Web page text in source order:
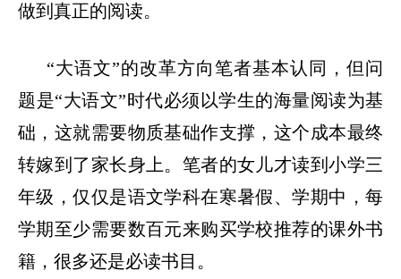
做到真正的阅读。
“大语文”的改革方向笔者基本认同，但问
题是“大语文”时代必须以学生的海量阅读为基
础，这就需要物质基础作支撑，这个成本最终
转嫁到了家长身上。笔者的女儿才读到小学三
年级，仅仅是语文学科在寒暑假、学期中，每
学期至少需要数百元来购买学校推荐的课外书
籍，很多还是必读书目。